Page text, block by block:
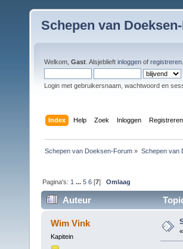
Schepen van
Welkom, Gast . Alsjeblieft inloggen of registreren
Login met gebruikersnaam, wachtwoord en
Index Help Zoek Inloggen Registreren
Schepen van Doeksen-Forum » Schepen van
Pagina's: 1 ...5 6 [7]Omlaag
Auteur
Wim Vink
Kapitein
«